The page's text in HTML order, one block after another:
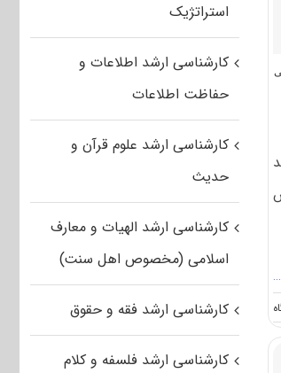
on
سوالات
و
پاسخنامه
استراتژیک
کارشناسی ارشد اطلاعات و
حفاظت اطلاعات
کارشناسی ارشد علوم قرآن و
حدیث
کارشناسی ارشد الهیات و معارف
اسلامی (مخصوص اهل سنت)
کارشناسی ارشد فقه و حقوق
کارشناسی ارشد فلسفه و کلام